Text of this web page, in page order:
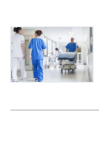
otworzy się w